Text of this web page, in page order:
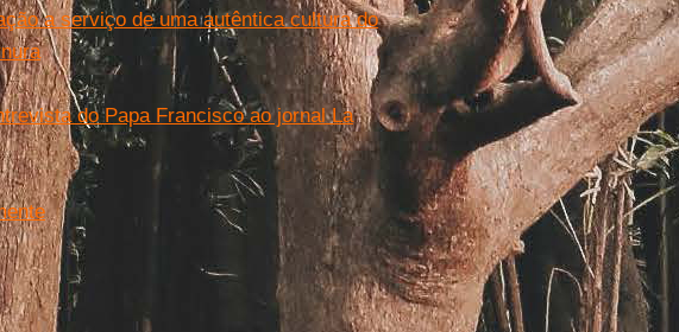
a serviço de uma autêntica cultura do
do Papa Francisco ao jornal La